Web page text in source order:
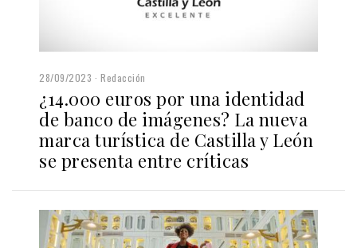
28/09/2023 Redacción
¿14.000 euros por una identidad
de banco de imágenes? La nueva
marca turística de Castilla y León
se presenta entre críticas